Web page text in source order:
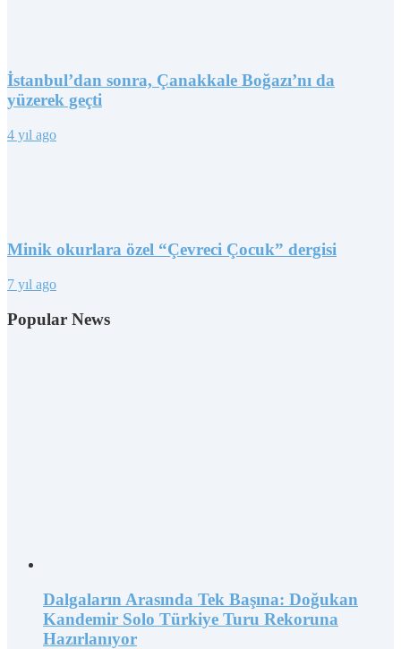
İstanbul’dan sonra, Çanakkale Boğazı’nı da
yüzerek geçti
4 yıl ago
Minik okurlara özel “Çevreci Çocuk” dergisi
7 yıl ago
Popular News
Dalgaların Arasında Tek Başına: Doğukan
Kandemir Solo Türkiye Turu Rekoruna
Hazırlanıyor